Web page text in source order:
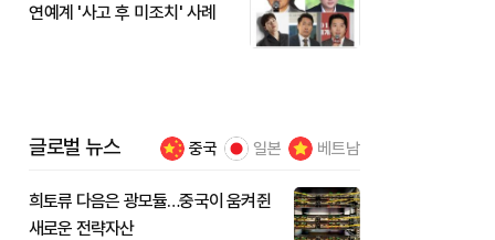
연예계 '사고 후 미조치' 사례
글로벌 뉴스 중국 일본 베트남
희토류 다음은 광모듈…중국이 움켜쥔
새로운 전략자산